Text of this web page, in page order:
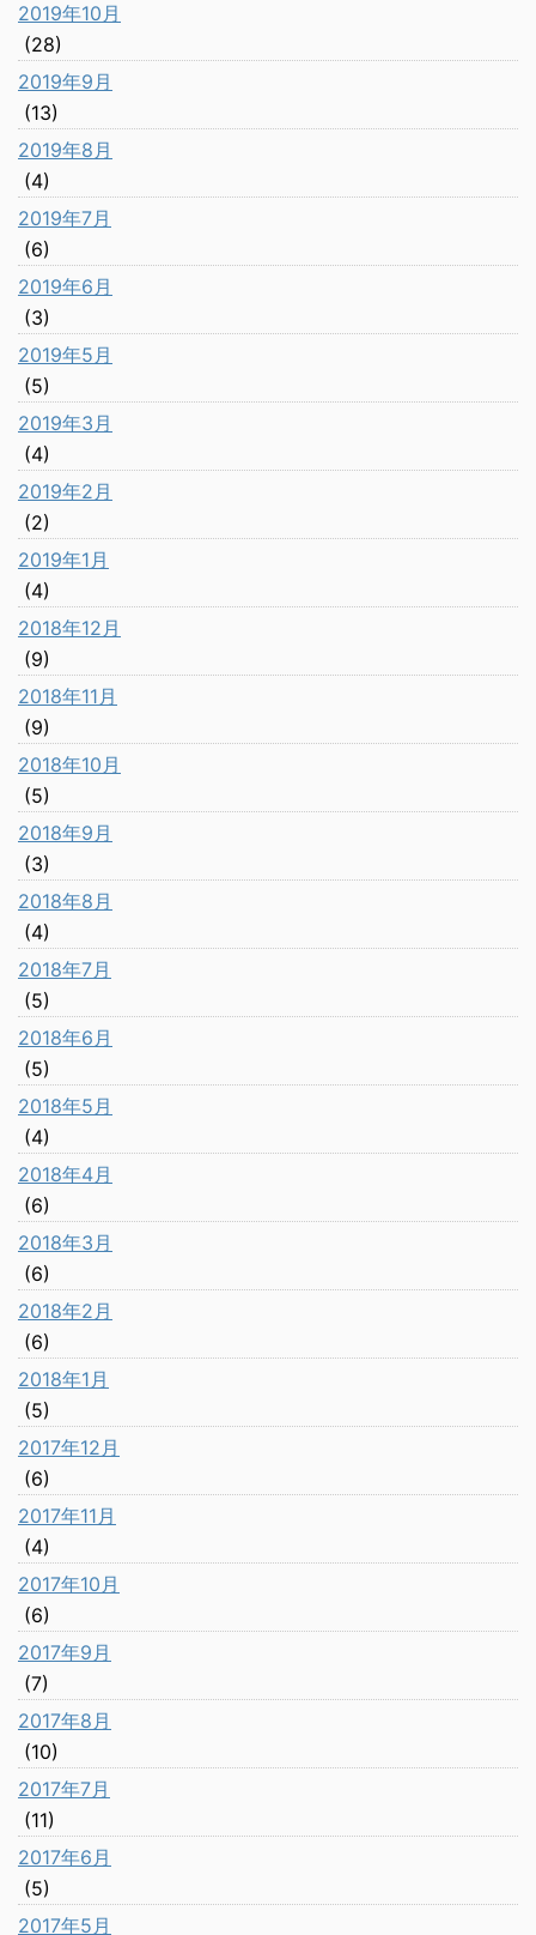
2019年10月
(28)
2019年9月
(13)
2019年8月
(4)
2019年7月
(6)
2019年6月
(3)
2019年5月
(5)
2019年3月
(4)
2019年2月
(2)
2019年1月
(4)
2018年12月
(9)
2018年11月
(9)
2018年10月
(5)
2018年9月
(3)
2018年8月
(4)
2018年7月
(5)
2018年6月
(5)
2018年5月
(4)
2018年4月
(6)
2018年3月
(6)
2018年2月
(6)
2018年1月
(5)
2017年12月
(6)
2017年11月
(4)
2017年10月
(6)
2017年9月
(7)
2017年8月
(10)
2017年7月
(11)
2017年6月
(5)
2017年5月